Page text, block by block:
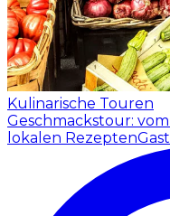
Kulinarische Touren
Geschmackstour:
lokalen Rezepten